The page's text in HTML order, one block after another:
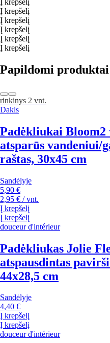
Į krepšelį
Į krepšelį
Į krepšelį
Į krepšelį
Į krepšelį
Į krepšelį
Papildomi produktai
rinkinys 2 vnt.
Dakls
Padėkliukai Bloom2
atsparūs vandeniui/
raštas, 30x45 cm
Sandėlyje
5,90 €
2,95 € / vnt.
Į krepšelį
Į krepšelį
douceur d'intérieur
Padėkliukas Jolie
atspausdintas
44x28,5 cm
Sandėlyje
4,40 €
Į krepšelį
Į krepšelį
douceur d'intérieur